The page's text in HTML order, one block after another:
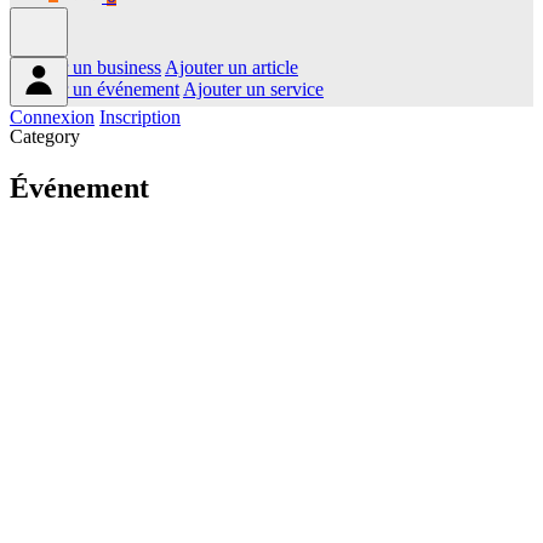
Ajouter un business Ajouter un article
Ajouter un événement Ajouter un service
Connexion Inscription
Category
Événement